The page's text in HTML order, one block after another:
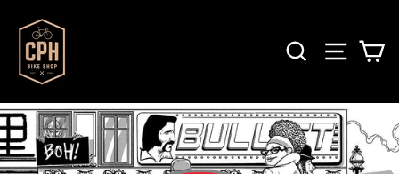
content
SØG SIDE